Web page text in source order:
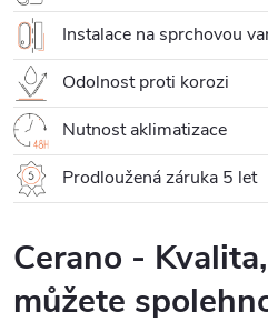
Instalace na sprchovou
Odolnost proti korozi
Nutnost aklimatizace
Prodloužená záruka 5 let
Cerano -
můžete